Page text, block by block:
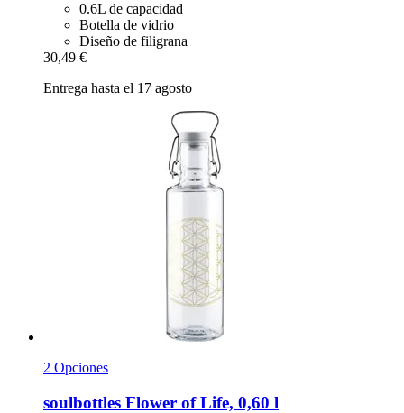
0.6L de capacidad
Botella de vidrio
Diseño de filigrana
30,49 €
Entrega hasta el 17 agosto
2 Opciones
soulbottles Flower of Life, 0,60 l